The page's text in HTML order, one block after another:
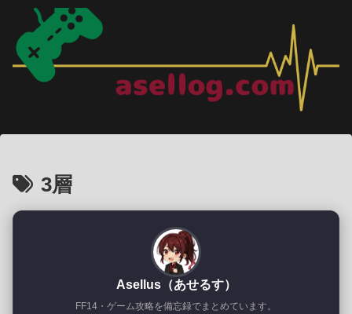
3層
Asellus（あせるす）
FF14・ゲーム攻略を備忘録でまとめています。